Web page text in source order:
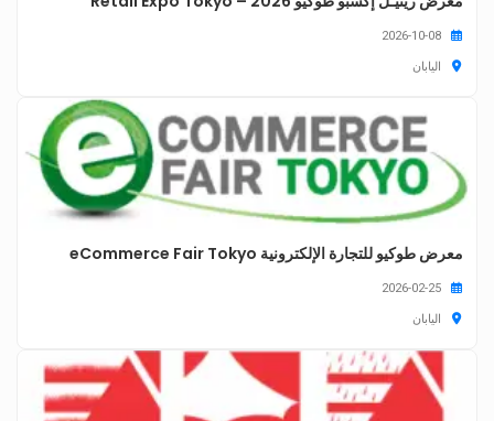
اليابان
معرض طوكيو للتجارة الإلكترونية eCommerce Fair Tokyo
اليابان